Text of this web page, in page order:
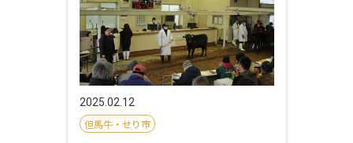
2025.02.12
但馬牛・せり市